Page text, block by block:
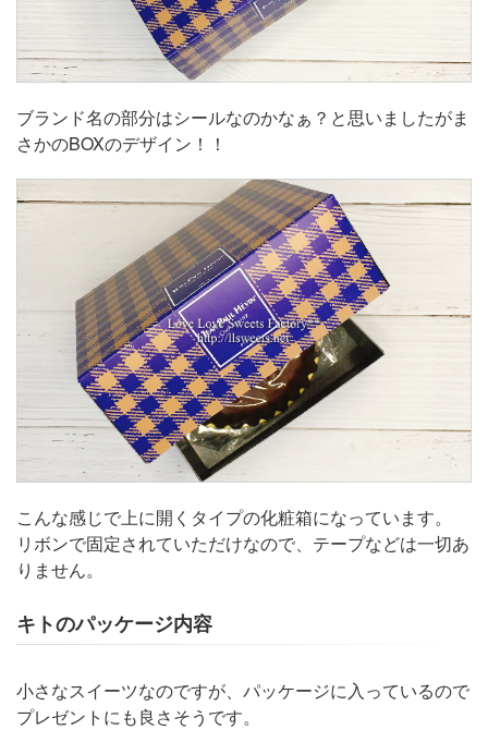
ブランド名の部分はシールなのかなぁ？と思いましたがま
さかのBOXのデザイン！！
こんな感じで上に開くタイプの化粧箱になっています。
リボンで固定されていただけなので、テープなどは一切あ
りません。
キトのパッケージ内容
小さなスイーツなのですが、パッケージに入っているので
プレゼントにも良さそうです。